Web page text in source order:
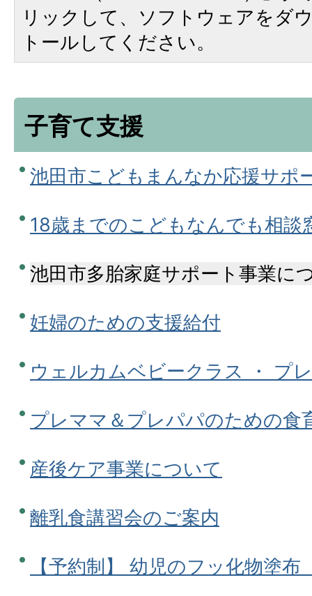
リックして、ソフトウェアをダ
トールしてください。
子育て支援
池田市こどもまんなか応援サポ
18歳までのこどもなんでも相談
池田市多胎家庭サポート事業に
妊婦のための支援給付
ウェルカムベビークラス ・ プ
プレママ＆プレパパのための食
産後ケア事業について
離乳食講習会のご案内
【予約制】 幼児のフッ化物塗布